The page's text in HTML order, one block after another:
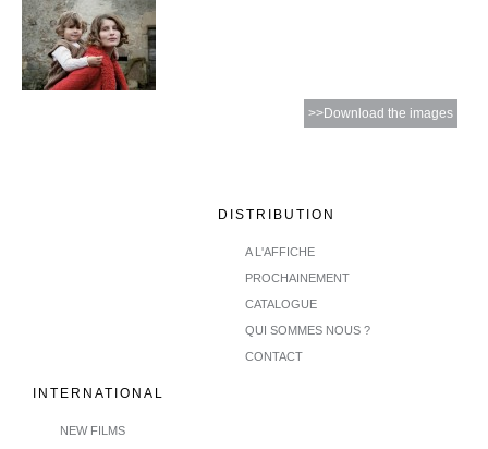
>>Download the images
DISTRIBUTION
A L'AFFICHE
PROCHAINEMENT
CATALOGUE
QUI SOMMES NOUS ?
CONTACT
INTERNATIONAL
NEW FILMS